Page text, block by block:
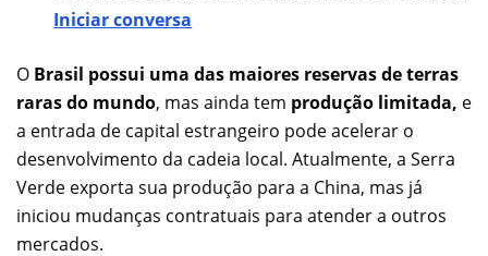
Iniciar conversa
O Brasil possui uma das maiores reservas de terras
raras do mundo, mas ainda tem produção limitada, e
a entrada de capital estrangeiro pode acelerar o
desenvolvimento da cadeia local. Atualmente, a Serra
Verde exporta sua produção para a China, mas já
iniciou mudanças contratuais para atender a outros
mercados.